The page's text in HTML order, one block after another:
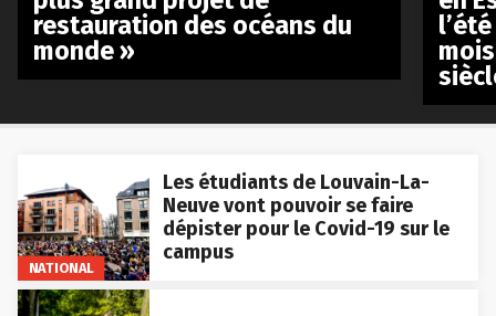
NATIONAL
Les étudiants de Louvain-La-
Neuve vont pouvoir se faire
dépister pour le Covid-19 sur le
campus
restauration des océans du
monde »